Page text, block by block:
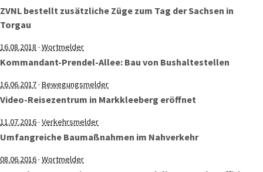
ZVNL bestellt zusätzliche Züge zum Tag der Sachsen in
Torgau
16.08.2018 · Wortmelder
Kommandant-Prendel-Allee: Bau von Bushaltestellen
16.06.2017· Bewegungsmelder
Video-Reisezentrum in Markkleeberg eröffnet
11.07.2016· Verkehrsmelder
Umfangreiche Baumaßnahmen im Nahverkehr
08.06.2016· Wortmelder